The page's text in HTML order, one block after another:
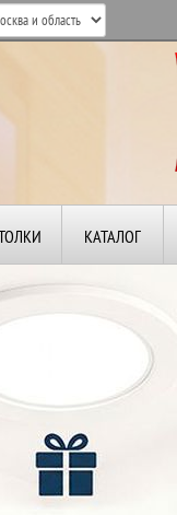
КАТАЛОГ